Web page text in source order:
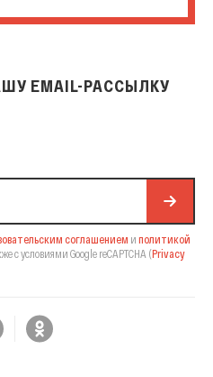
EMAIL-РАССЫЛКУ
соглашением и политикой
с условиями Google reCAPTCHA (Privacy